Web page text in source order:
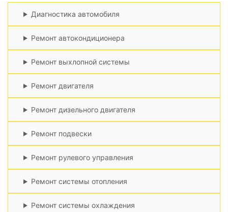
Диагностика автомобиля
Ремонт автокондиционера
Ремонт выхлопной системы
Ремонт двигателя
Ремонт дизельного двигателя
Ремонт подвески
Ремонт рулевого управления
Ремонт системы отопления
Ремонт системы охлаждения